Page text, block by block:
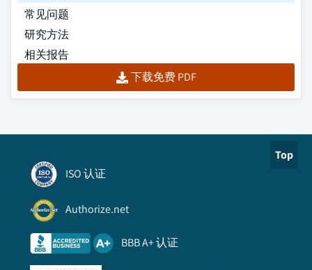
常见问题
研究方法
相关报告
下载免费 PDF
Top
ISO 认证
Authorize.net
BBB A+ 认证